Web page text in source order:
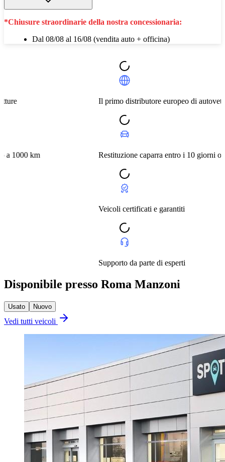
*Chiusure straordinarie della nostra concessionaria:
Dal 08/08 al 16/08 (vendita auto + officina)
Il primo distributore europeo di autovetture
Restituzione caparra entro i 10 giorni o a 1000 km
Veicoli certificati e garantiti
Supporto da parte di esperti
Disponibile presso Roma Manzoni
Usato Nuovo
Vedi tutti veicoli